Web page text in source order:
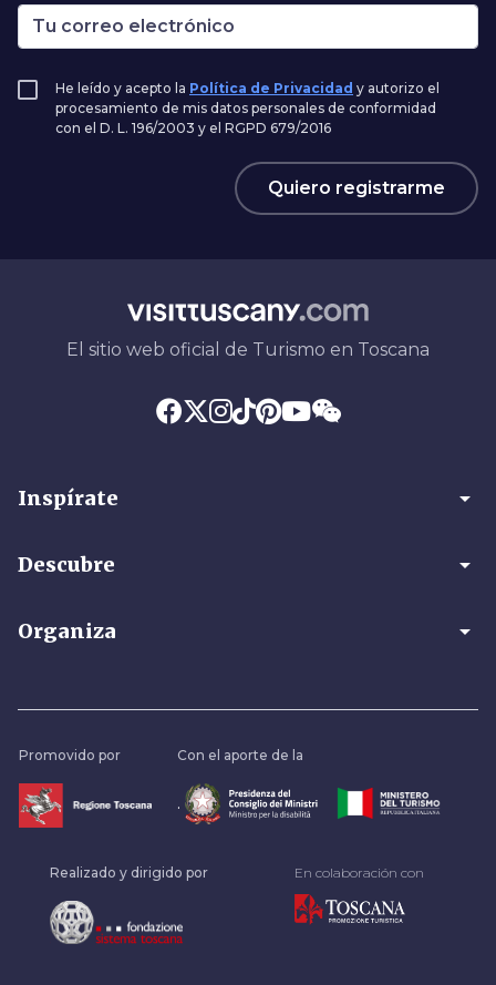
He leído y acepto la Política de Privacidad y autorizo el
procesamiento de mis datos personales de conformidad
con el D. L. 196/2003 y el RGPD 679/2016
Quiero registrarme
El sitio web oficial de Turismo en Toscana
Inspírate arrow_drop_down
Descubre arrow_drop_down
Organiza arrow_drop_down
Promovido por Con el aporte de la
.
Realizado y dirigido por En colaboración con